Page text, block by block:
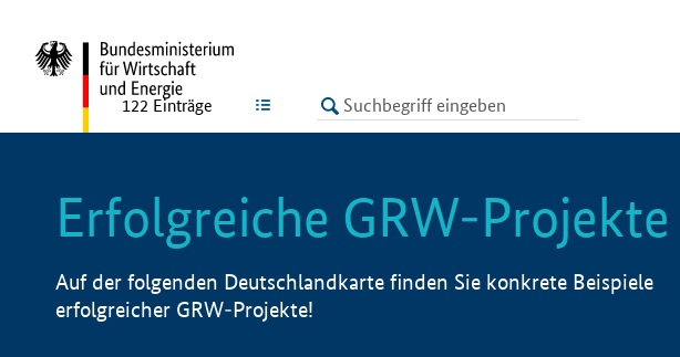
LISTE
122 Einträge
Erfolgreiche GRW-Projekte
Auf der folgenden Deutschlandkarte finden Sie konkrete Beispiele
erfolgreicher GRW-Projekte!